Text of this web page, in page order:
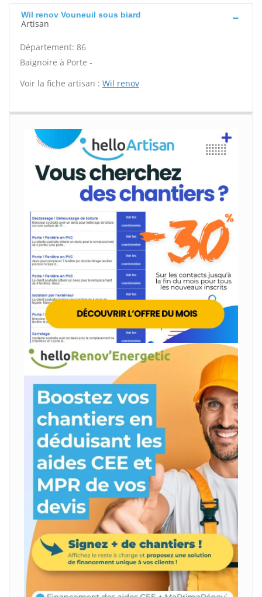
Wil renov Vouneuil sous biard
Artisan
Département: 86
Baignoire à Porte -
Voir la fiche artisan : Wil renov